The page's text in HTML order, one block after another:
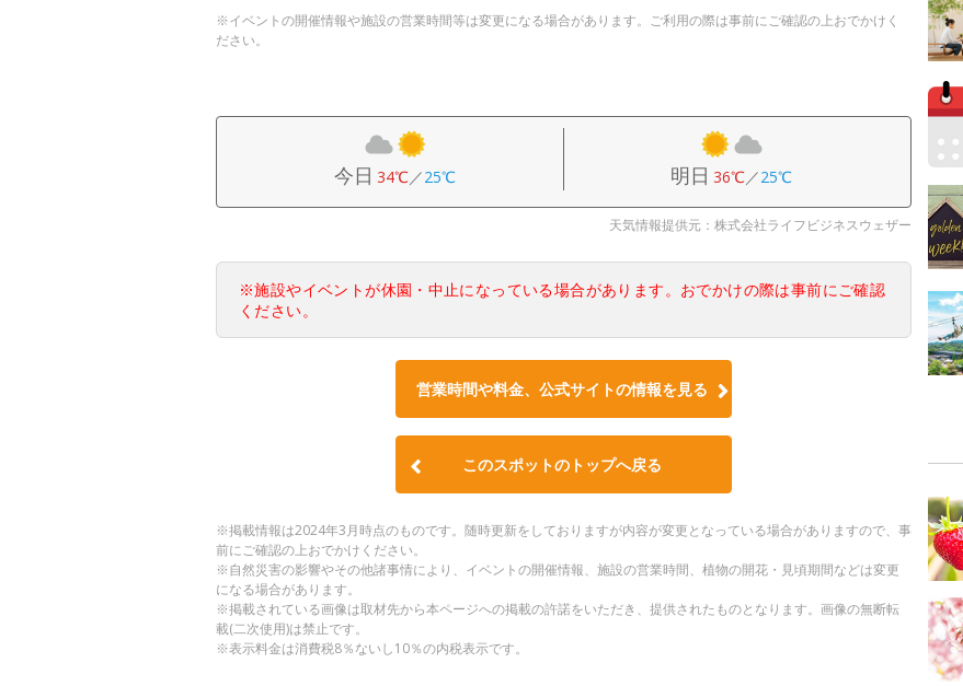
※イベントの開催情報や施設の営業時間等は変更になる場合があります。ご利用の際は事前にご確認の上おでかけく
ださい。
今日 34℃／25℃ 明日 36℃／25℃
天気情報提供元：株式会社ライフビジネスウェザー
※施設やイベントが休園・中止になっている場合があります。おでかけの際は事前にご確認
ください。
営業時間や料金、公式サイトの情報を見る
このスポットのトップへ戻る
※掲載情報は2024年3月時点のものです。随時更新をしておりますが内容が変更となっている場合がありますので、事
前にご確認の上おでかけください。
※自然災害の影響やその他諸事情により、イベントの開催情報、施設の営業時間、植物の開花・見頃期間などは変更
になる場合があります。
※掲載されている画像は取材先から本ページへの掲載の許諾をいただき、提供されたものとなります。画像の無断転
載(二次使用)は禁止です。
※表示料金は消費税8％ないし10％の内税表示です。